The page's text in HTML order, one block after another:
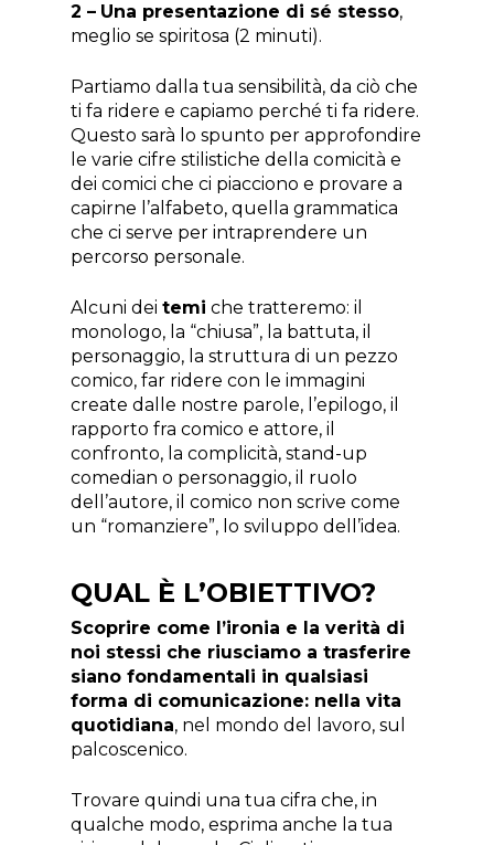
2 – Una presentazione di sé stesso,
meglio se spiritosa (2 minuti).
Partiamo dalla tua sensibilità, da ciò che
ti fa ridere e capiamo perché ti fa ridere.
Questo sarà lo spunto per approfondire
le varie cifre stilistiche della comicità e
dei comici che ci piacciono e provare a
capirne l’alfabeto, quella grammatica
che ci serve per intraprendere un
percorso personale.
Alcuni dei temi che tratteremo: il
monologo, la “chiusa”, la battuta, il
personaggio, la struttura di un pezzo
comico, far ridere con le immagini
create dalle nostre parole, l’epilogo, il
rapporto fra comico e attore, il
confronto, la complicità, stand-up
comedian o personaggio, il ruolo
dell’autore, il comico non scrive come
un “romanziere”, lo sviluppo dell’idea.
QUAL È L’OBIETTIVO?
Scoprire come l’ironia e la verità di
noi stessi che riusciamo a trasferire
siano fondamentali in qualsiasi
forma di comunicazione: nella vita
quotidiana, nel mondo del lavoro, sul
palcoscenico.
Trovare quindi una tua cifra che, in
qualche modo, esprima anche la tua